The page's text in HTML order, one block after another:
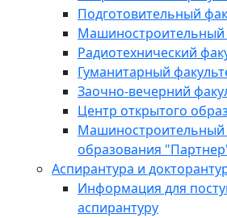
Подготовительный
Машиностроительный
Радиотехнический
Гуманитарный
Заочно-вечерний
Центр открытого
Машиностроительный
образования
Аспирантура и
Информация для
аспирантуру